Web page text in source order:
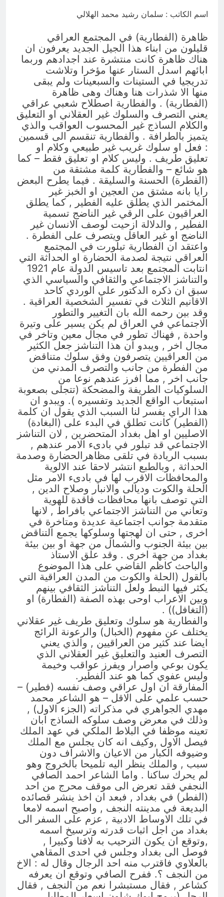
تفكيك شلل الطاقة: الاقتصاد السياسي
6 ساعات Ago
اسم الكاتب : سلمان رشيد محمد الهلالي
ظاهرة (الفطارية) في المجتمع العراقي
قليلون من ابناء هذا الجيل الجديد يعرفون ان
هناك ظاهرة كانت منتشرة عند اجدادهم وربما
ابائهم اسدل الستار عنها مؤخرا وتلاشت
تدريجيا في الستينات والسبعينات ولم يبقى
منها الا شذرات هنا وهناك وهى ظاهرة
(الفطارية) . والفطارية اصطلاح شعبي عراقي
يعني التصرف والسلوك غير العقلاني او التعليق
والكلام الساذج غير المحسوب العواقب والذي
يتميز بالطرافة . والفطارية تنقسم الى قسمين
: فعل او سلوك غريب غير طبيعي وكلام او
تعليق طريف . وليس كلام او تعليق فقط – كما
هو شائع – والفطارية كلمة مشتقة من
(الفطرة) الحسنة والسليقة . فيما يطرح البعض
رايا بانه مشتق من العجين او الخبز غير
المختمر الذي يطلق عليه الفطير , كما يطلق
العراقيون على الرقي غير الناضج تسمية
الفطير , والدلالة ازحيت لوصف الانسان غير
الناضج او غير العاقل ويتصرف على الفطرة .
واعتقد ان الفطارية تبلورت في المجتمع
العراقي نتيجة لصدمة الحضارة او الحداثة التي
انتابت المجتمع بعد تاسيس الدولة عام 1921
والتناشز الاجتماعي والثقافي والسياسي الذي
سبق ان ذكره الدكتور علي الوردي كاحد
الاقانيم الثلاث في تفسير الشخصية العراقية .
وقد بين رحمه الله بان التغيير والتطور
الاجتماعي في العراق لم يكن يسير على وتيرة
واحدة , فهناك تطور في مجال معين وتاخر في
مجال اخر , ويبدو ان هذا التناشز جعل الكثير
من العراقيين يتصرفون وفق سلوك متناقض
من الفطرة من جانب والتصرف المدني من
جانب اخر , مما افرز عندهم نوعا من
السلوكيات الطريفة والمضحكة (تتجلى بصعوبة
استيعاب الواقع الجديد وتفسيره ). ويبدو ان
هذا الراي يفسر لنا السبب الذي يقول ان كلمة
(الفطير) كانت تطلق في البدء على (البغادة)
الاصليين او اهل بغداد المتحضرين , لان التناشز
الاجتماعي قد تبلور في بادىء الامر عندهم ,
بسبب الريادة في تلقى مظاهرالحضارة وصدمة
الحداثة , وبالطبع انتشر لاحقا عند الالوية
والمحافظات الاقرب لها في بادىء الامر مثل
الحلة والكوت وديالى والانبار وصلاح الدين ,
التي توصف بانها محافظات فاقدة للهوية
وتعاني من التناشز الاجتماعي بافراط , لانها
متقدمة جوانب اجتماعية عديدة ومتاخرة في
اخرى , حتى ان لهجتها وسلوكها يجمع التناقض
بين بيئة الجنوب والشمال من جهة او بين بيئة
بغداد من جهة اخرى . وقد علق الاستاذ
والباحث كاظم القاضي على هذا الموضوع
بالقول (الحلة والكوت من المدن العراقية التي
يكثر فيها النبط ولعل التناشز الثقافي بينهم
وبين الاعراب اوحى بهذه الصفة (الفطارة) او
(التغافل)) .
والفطارية هو سلوك وتعليق طريف غير عقلاني
يختلف عن مفهوم (الخبال) والرعونة الرائج
ايضا عند كثير من العراقيين , والذي يعني
التصرف العنيد والتعليق غير العقلاني الذي
يكون بوعي واصرار ويفرز عواقب وخيمة
وليس عفوي كما هو عند الفطير.
المفارقة ان اول عراقي وصف نفسه (فطير) –
حسب علمي على الاقل – هو الشاعر محمد
مهدي الجواهري في مذكراته (الجزء الاول) ,
وذلك في معرض وصف سلوكه الساذج ابان
تعينه موظفا في البلاط الملكي في عهد الملك
فيصل الاول ,وكيف انه كان يجلس مع الملك
وضيوفه الكبار من الاعيان والاشراف دون
سبب , والملك ينظر اليه تلميحا بالخروج وهو
لم يحرك ساكنا . واما الشاعر احمد الصافي
النجفي فقد تعرض الى موقف محرج من احد
(الفطر) في بغداد , فبعد ان اخذ ينشر قصائده
البديعة في مدينته النجف , واصبح اسمه لامعا
في تلك الاوساط الادبية , عزم على السفر الى
بغداد من اجل اثبات قدرته وترسيخ اسمه
,وتوقع ان يكون الترحيب به لافتا وكبيرا ,
فوصل الى بغداد وجلس في احدى المقاهي
بالعلاوي فاقترب منه احد الرجال وقال له : الاخ
من النجف ؟. ففرح الصافي وتوقع ان يعرفه
كشاعر , فقال مستبشرا نعم من النجف , فقال